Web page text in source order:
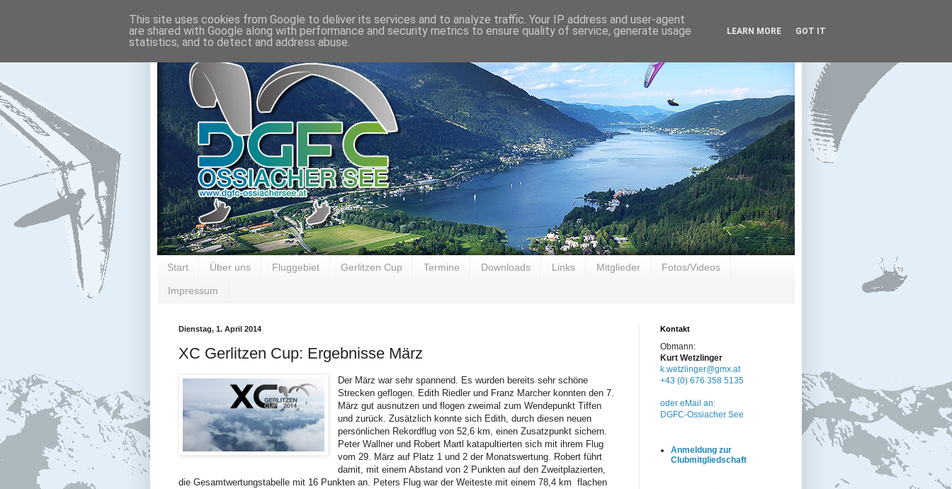
Start Über uns Fluggebiet Gerlitzen Cup Termine Downloads Links Mitglieder Fotos/Videos
Impressum
Dienstag, 1. April 2014
XC Gerlitzen Cup: Ergebnisse März
Der März war sehr spannend. Es wurden bereits sehr schöne
Strecken geflogen. Edith Riedler und Franz Marcher konnten den 7.
März gut ausnutzen und flogen zweimal zum Wendepunkt Tiffen
und zurück. Zusätzlich konnte sich Edith, durch diesen neuen
persönlichen Rekordflug von 52,6 km, einen Zusatzpunkt sichern.
Peter Wallner und Robert Martl katapultierten sich mit ihrem Flug
vom 29. März auf Platz 1 und 2 der Monatswertung. Robert führt
damit, mit einem Abstand von 2 Punkten auf den Zweitplazierten,
die Gesamtwertungstabelle mit 16 Punkten an. Peters Flug war der Weiteste mit einem 78,4 km flachen
Kontakt
Obmann:
Kurt Wetzlinger
k.wetzlinger@gmx.at
+43 (0) 676 358 5135
oder eMail an:
DGFC-Ossiacher See
Anmeldung zur
Clubmitgliedschaft
This site uses cookies from Google to deliver its services and to analyze traffic. Your IP address and user-agent
are shared with Google along with performance and security metrics to ensure quality of service, generate usage
statistics, and to detect and address abuse.
LEARN MORE GOT IT